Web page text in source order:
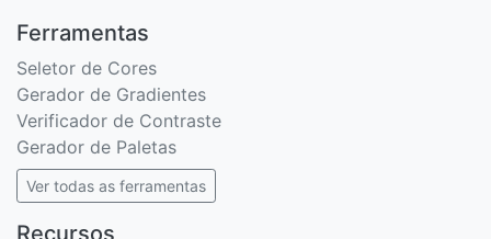
Ferramentas
Seletor de Cores
Gerador de Gradientes
Verificador de Contraste
Gerador de Paletas
Ver todas as ferramentas
Recursos